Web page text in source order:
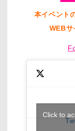
本イベント
WEBサ
Click to